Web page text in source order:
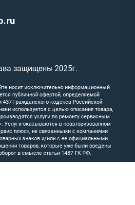
защищены 2025г.
носит исключительно информационный
публичной офертой, определяемой
437 Гражданского кодекса Российской
используется с целью описания товара,
услуги по ремонту сервисным
Услуги оказываются в неавторизованном
плюс», не связанными с компаниями
знаков и/или с ее официальными
товаров, которые уже были введены
в смысле статьи 1487 ГК РФ.